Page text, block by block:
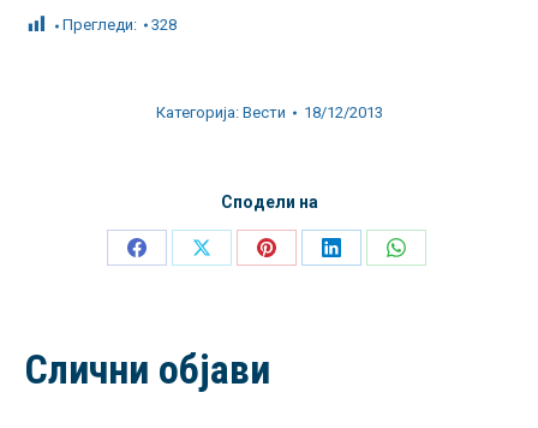
Прегледи: 328
Категорија: Вести 18/12/2013
Сподели на
Share
Share
Share
Share
Share
Слични објави